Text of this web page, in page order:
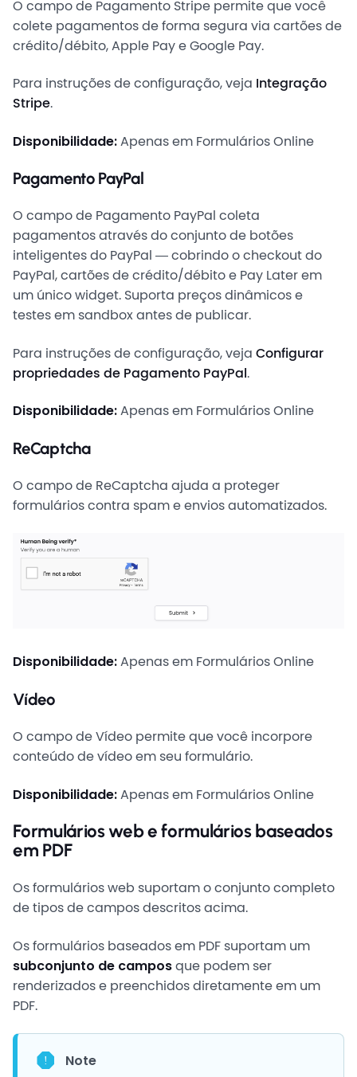
O campo de Pagamento Stripe permite que você
colete pagamentos de forma segura via cartões de
crédito/débito, Apple Pay e Google Pay.
Para instruções de configuração, veja Integração
Stripe.
Disponibilidade:Apenas em Formulários Online
Pagamento PayPal
O campo de Pagamento PayPal coleta
pagamentos através do conjunto de botões
inteligentes do PayPal — cobrindo o checkout do
PayPal, cartões de crédito/débito e Pay Later em
um único widget. Suporta preços dinâmicos e
testes em sandbox antes de publicar.
Para instruções de configuração, vejaConfigurar
propriedades de Pagamento PayPal.
Disponibilidade:Apenas em Formulários Online
ReCaptcha
O campo de ReCaptcha ajuda a proteger
formulários contra spam e envios automatizados.
Disponibilidade:Apenas em Formulários Online
Vídeo
O campo de Vídeo permite que você incorpore
conteúdo de vídeo em seu formulário.
Disponibilidade:Apenas em Formulários Online
Formulários web e formulários baseados
em PDF
Os formulários web suportam o conjunto completo
de tipos de campos descritos acima.
Os formulários baseados em PDF suportam um
subconjunto de camposque podem ser
renderizados e preenchidos diretamente em um
PDF.
Note